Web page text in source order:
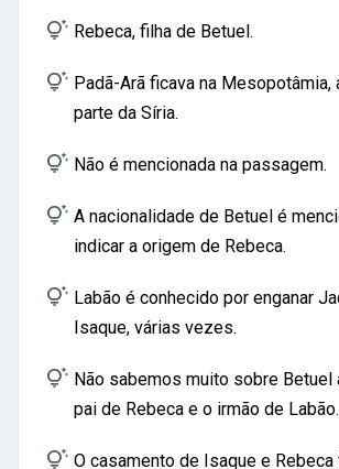
 Rebeca, filha de Betuel.
 Padã-Arã ficava na Mesopotâmia,
parte da Síria.
 Não é mencionada na passagem.
 A nacionalidade de Betuel é
indicar a origem de Rebeca.
 Labão é conhecido por enganar
Isaque, várias vezes.
 Não sabemos muito sobre Betuel
pai de Rebeca e o irmão de Labão.
 O casamento de Isaque e Rebeca